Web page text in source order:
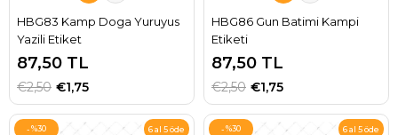
HBG83 Kamp Doga Yuruyus
Yazili Etiket
87,50 TL
€1,75
€2,50
HBG86 Gun Batimi Kampi
Etiketi
87,50 TL
€1,75
€2,50
%30 6 al 5 öde %30 6 al 5 öde